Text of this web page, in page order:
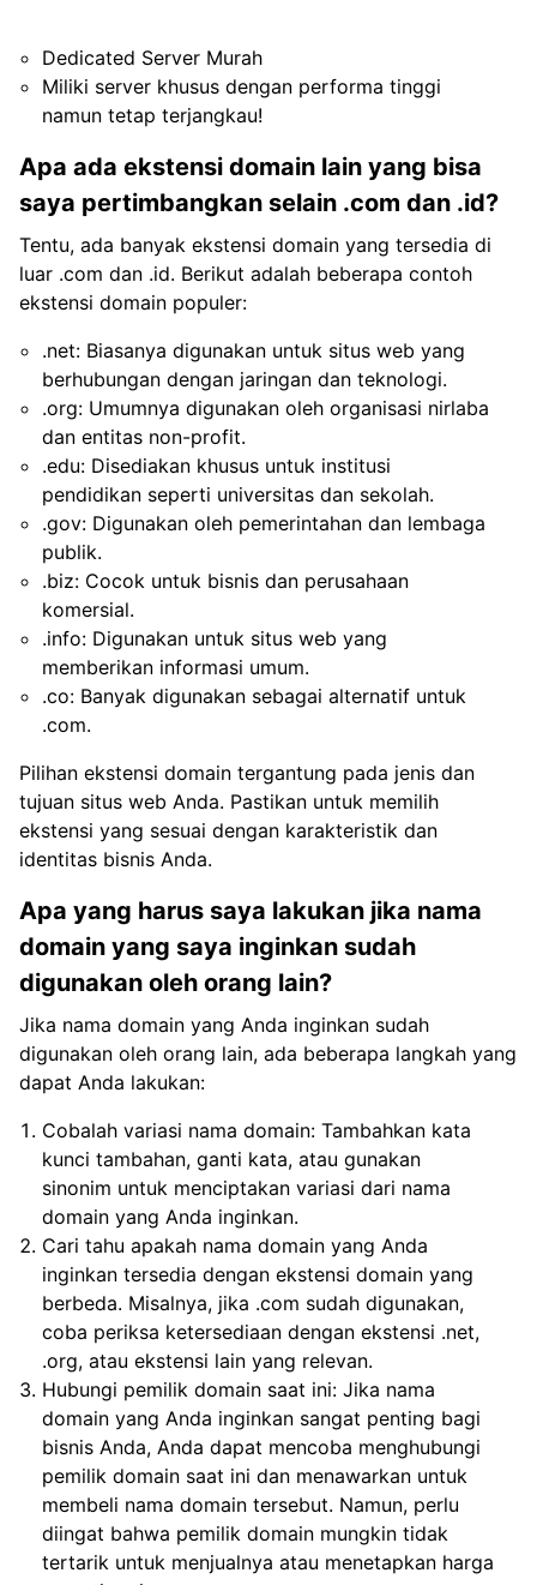
Dedicated Server Murah
Miliki server khusus dengan performa tinggi
namun tetap terjangkau!
Apa ada ekstensi domain lain yang bisa
saya pertimbangkan selain .com dan .id?
Tentu, ada banyak ekstensi domain yang tersedia di
luar .com dan .id. Berikut adalah beberapa contoh
ekstensi domain populer:
.net: Biasanya digunakan untuk situs web yang
berhubungan dengan jaringan dan teknologi.
.org: Umumnya digunakan oleh organisasi nirlaba
dan entitas non-profit.
.edu: Disediakan khusus untuk institusi
pendidikan seperti universitas dan sekolah.
.gov: Digunakan oleh pemerintahan dan lembaga
publik.
.biz: Cocok untuk bisnis dan perusahaan
komersial.
.info: Digunakan untuk situs web yang
memberikan informasi umum.
.co: Banyak digunakan sebagai alternatif untuk
.com.
Pilihan ekstensi domain tergantung pada jenis dan
tujuan situs web Anda. Pastikan untuk memilih
ekstensi yang sesuai dengan karakteristik dan
identitas bisnis Anda.
Apa yang harus saya lakukan jika nama
domain yang saya inginkan sudah
digunakan oleh orang lain?
Jika nama domain yang Anda inginkan sudah
digunakan oleh orang lain, ada beberapa langkah yang
dapat Anda lakukan:
Cobalah variasi nama domain: Tambahkan kata
kunci tambahan, ganti kata, atau gunakan
sinonim untuk menciptakan variasi dari nama
domain yang Anda inginkan.
Cari tahu apakah nama domain yang Anda
inginkan tersedia dengan ekstensi domain yang
berbeda. Misalnya, jika .com sudah digunakan,
coba periksa ketersediaan dengan ekstensi .net,
.org, atau ekstensi lain yang relevan.
Hubungi pemilik domain saat ini: Jika nama
domain yang Anda inginkan sangat penting bagi
bisnis Anda, Anda dapat mencoba menghubungi
pemilik domain saat ini dan menawarkan untuk
membeli nama domain tersebut. Namun, perlu
diingat bahwa pemilik domain mungkin tidak
tertarik untuk menjualnya atau menetapkan harga